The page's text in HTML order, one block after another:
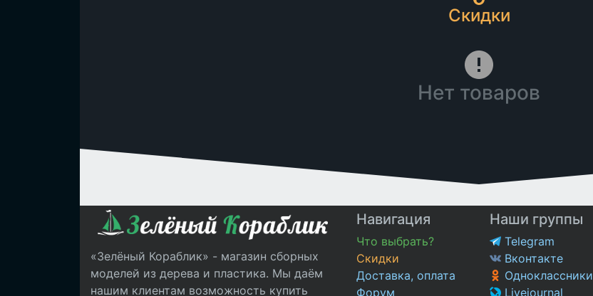
Скидки
Нет товаров
«Зелёный Кораблик» - магазин сборных
моделей из дерева и пластика. Мы даём
нашим клиентам возможность купить
Навигация
Что выбрать?
Скидки
Доставка, оплата
Форум
Наши группы
Telegram
Вконтакте
Одноклассники
Livejournal